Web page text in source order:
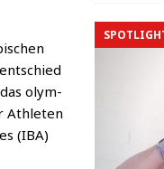
olym­
Ath­le­ten
(IBA)